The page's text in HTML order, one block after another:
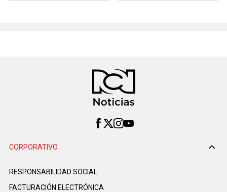
CORPORATIVO
RESPONSABILIDAD SOCIAL
FACTURACIÓN ELECTRÓNICA